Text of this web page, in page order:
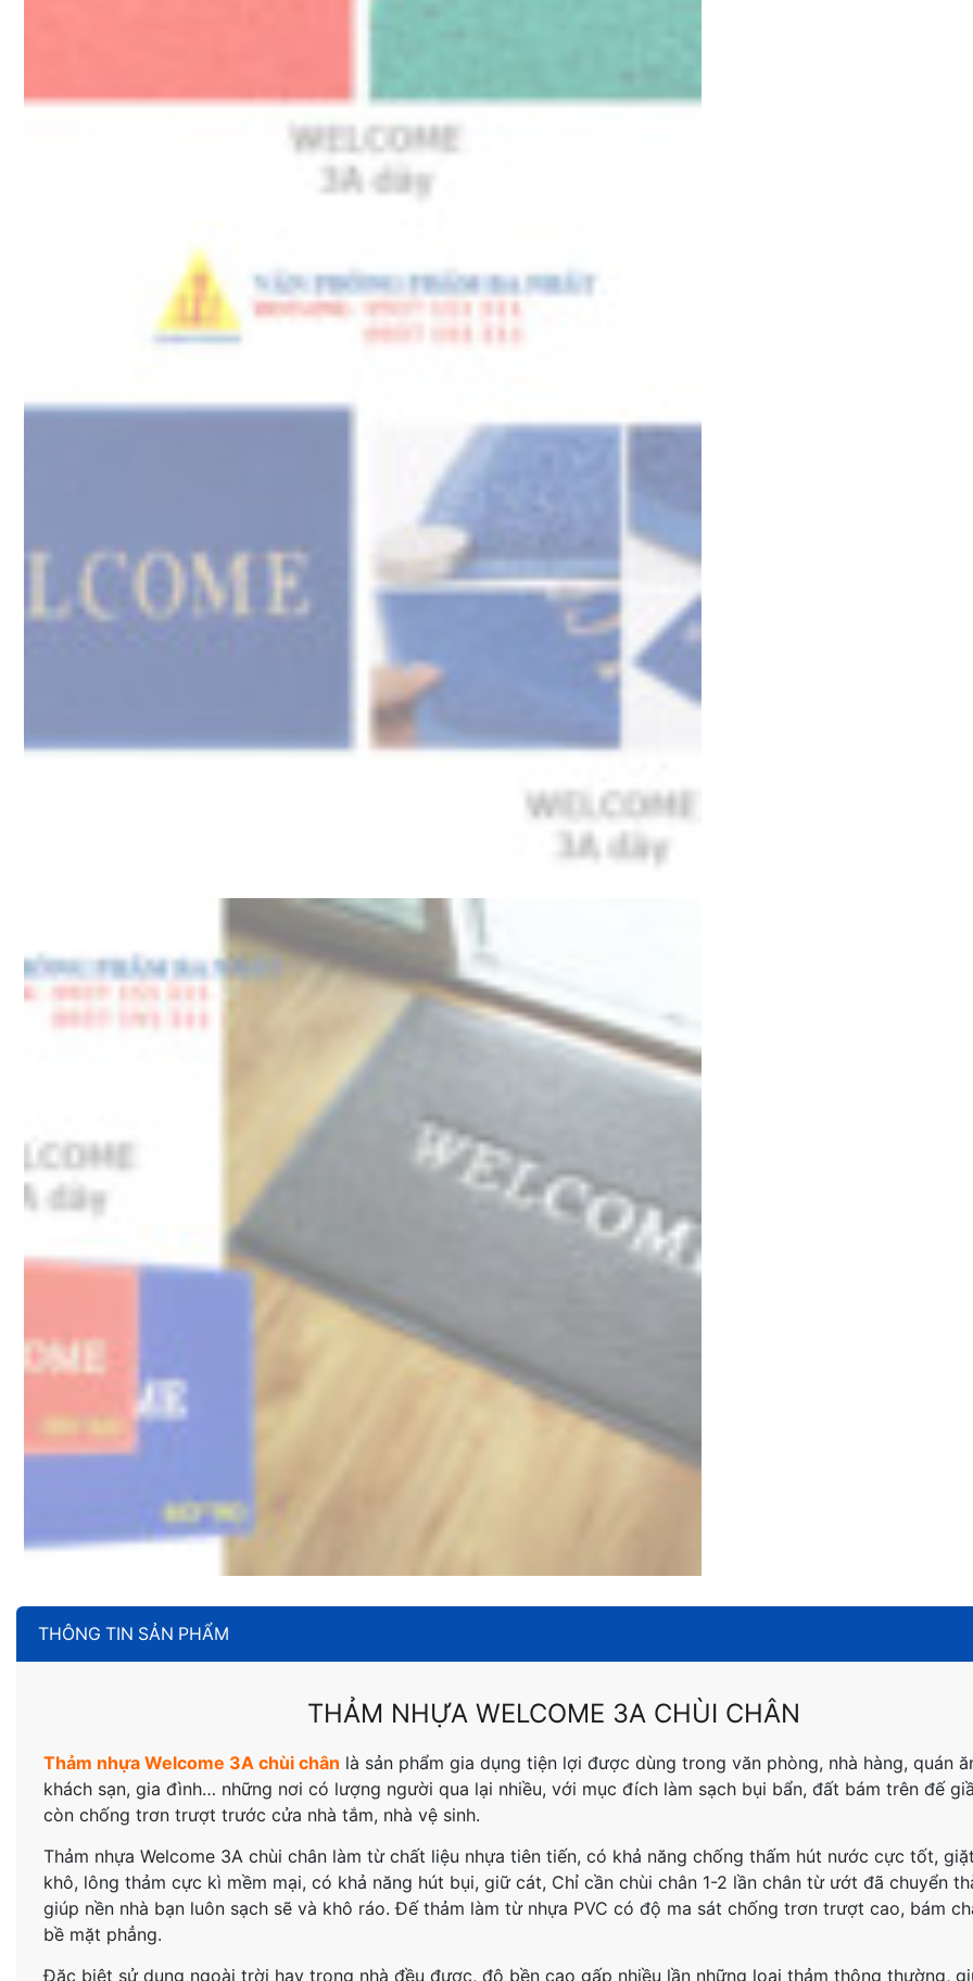
THÔNG TIN SẢN PHẨM
THẢM NHỰA WELCOME 3A CHÙI CHÂN
Thảm nhựa Welcome 3A chùi chân là sản phẩm gia dụng tiện lợi được dùng trong văn phòng, nhà hàng, quán
khách sạn, gia đình… những nơi có lượng người qua lại nhiều, với mục đích làm sạch bụi bẩn, đất bám trên đế
còn chống trơn trượt trước cửa nhà tắm, nhà vệ sinh.
Thảm nhựa Welcome 3A chùi chân làm từ chất liệu nhựa tiên tiến, có khả năng chống thấm hút nước cực tốt,
khô, lông thảm cực kì mềm mại, có khả năng hút bụi, giữ cát, Chỉ cần chùi chân 1-2 lần chân từ ướt đã chuyển
giúp nền nhà bạn luôn sạch sẽ và khô ráo. Đế thảm làm từ nhựa PVC có độ ma sát chống trơn trượt cao, bám
bề mặt phẳng.
Đặc biệt sử dụng ngoài trời hay trong nhà đều được, độ bền cao gấp nhiều lần những loại thảm thông thường,